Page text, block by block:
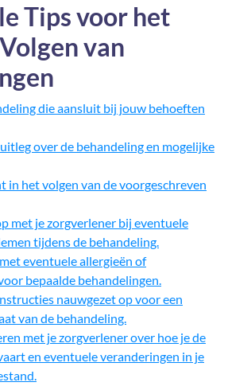
Tips voor het
van
die aansluit bij jouw behoeften
over de behandeling en mogelijke
in het volgen van de voorgeschreven
met je zorgverlener bij eventuele
tijdens de behandeling.
eventuele allergieën of
bepaalde behandelingen.
nauwgezet op voor een
van de behandeling.
met je zorgverlener over hoe je de
en eventuele veranderingen in je